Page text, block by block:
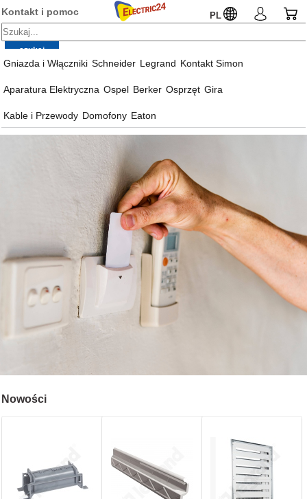
Kontakt i pomoc PL
Gniazda i Włączniki Schneider Legrand Kontakt Simon
Aparatura Elektryczna Ospel Berker Osprzęt Gira
Kable i Przewody Domofony Eaton
Nowości